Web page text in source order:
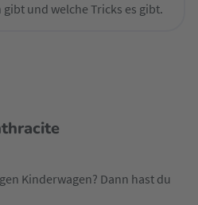
gibt und welche Tricks es gibt.
Kinderwagen? Dann hast du